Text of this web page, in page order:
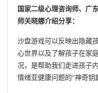
国家二级心理咨询师、广
师关晓娜介绍分享：
沙盘游戏可以反映出隐藏
心世界以及了解孩子在家
况，是帮助我们走进孩子
情绪亚健康问题的“神奇钥